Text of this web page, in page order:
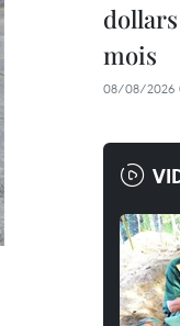
mois
08/08/2026